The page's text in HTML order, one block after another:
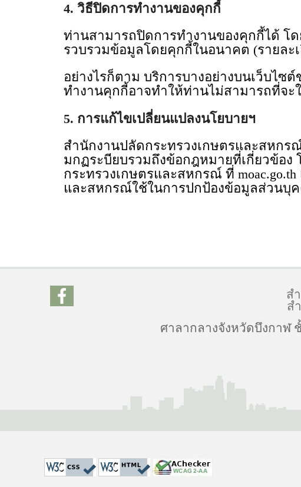
4. วิธีปิดการทำงานของคุกกี้
ท่านสามารถปิดการทำงานของคุกกี้ได้ โ
รวบรวมข้อมูลโดยคุกกี้ในอนาคต (รายล
อย่างไรก็ตาม บริการบางอย่างบนเว็บไ
ทำงานคุกกี้อาจทำให้ท่านไม่สามารถที่จะ
5. การแก้ไขเปลี่ยนแปลงนโยบายฯ
สำนักงานปลัดกระทรวงเกษตรและสหกร
มกฏระบียบรวมถึงข้อกฎหมายที่เกี่ยวข้อง
กระทรวงเกษตรและสหกรณ์ ที่
และสหกรณ์ใช้ในการปกป้องข้อมูลส่วนบุ
ส
ส
ศาลากลางจังหวัดบึงกาฬ